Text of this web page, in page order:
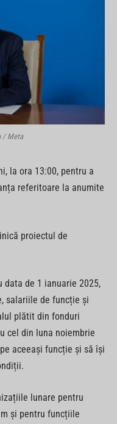
/ Meta
la ora 13:00, pentru a
referitoare la anumite
proiectul de
data de 1 ianuarie 2025,
salariile de funcție și
plătit din fonduri
cel din luna noiembrie
aceeași funcție și să își
lunare pentru
și pentru funcțiile